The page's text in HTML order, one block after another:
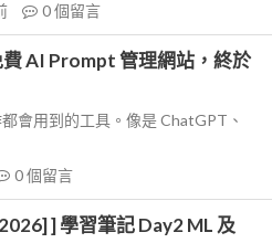
0個留言
費 AI Prompt 管理網站，終於
會用到的工具。像是 ChatGPT、
0個留言
] 學習筆記 Day2 ML 及